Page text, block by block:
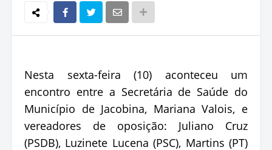
Nesta sexta-feira (10) aconteceu um
encontro entre a Secretária de Saúde do
Município de Jacobina, Mariana Valois, e
vereadores de oposição: Juliano Cruz
(PSDB), Luzinete Lucena (PSC), Martins (PT)